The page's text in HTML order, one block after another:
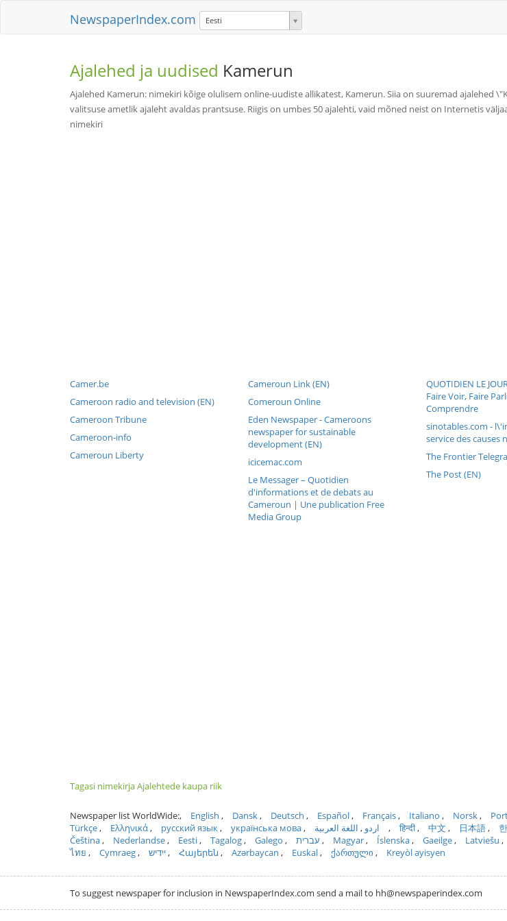
NewspaperIndex.com Eesti
Ajalehed ja uudised Kamerun
Ajalehed Kamerun: nimekiri kõige olulisem online-uudiste allikatest, Kamerun. Siia on suuremad ajalehed
valitsuse ametlik ajaleht avaldas prantsuse. Riigis on umbes 50 ajalehti, vaid mõned neist on Internetis
nimekiri
Camer.be
Cameroon radio and television (EN)
Cameroon Tribune
Cameroon-info
Cameroun Liberty
Cameroun Link (EN)
Comeroun Online
Eden Newspaper - Cameroons
newspaper for sustainable
development (EN)
icicemac.com
Le Messager – Quotidien
d'informations et de debats au
Cameroun | Une publication Free
Media Group
QUOTIDIEN LE
Faire Voir, Faire
Comprendre
sinotables.com -
service des causes
The Frontier
The Post (EN)
Tagasi nimekirja Ajalehtede kaupa riik
Newspaper list WorldWide: English Dansk Deutsch Español Français Italiano Norsk
Türkçe
Ελληνικά русский язык українська мова اردو اللغة العربية हिन्दी 中文 日本語
Čeština
Nederlandse Eesti Tagalog Galego עברית Magyar Íslenska Gaeilge Latviešu
ไทย
Cymraeg ייִדיש Հայերեն Azərbaycan Euskal ქართული Kreyòl ayisyen
To suggest newspaper for inclusion in NewspaperIndex.com send a mail to hh@newspaperindex.com